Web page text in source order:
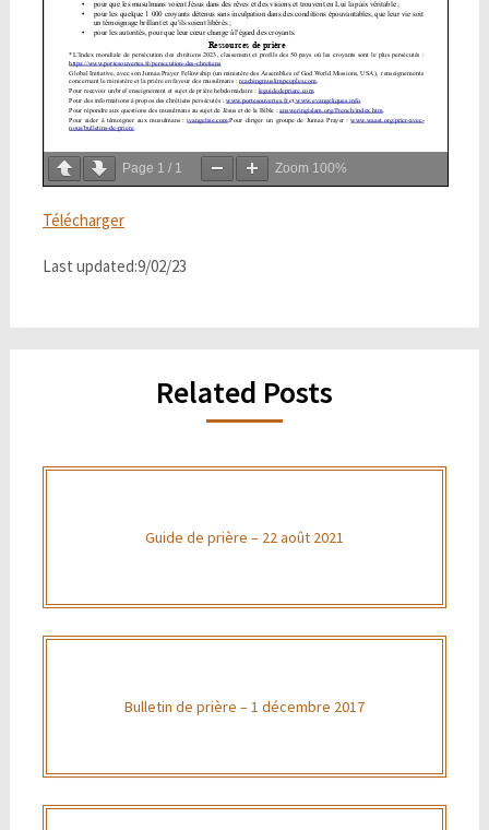
Page 1 / 1 Zoom 100%
Télécharger
Last updated:9/02/23
Related Posts
Guide de prière – 22 août 2021
Bulletin de prière – 1 décembre 2017